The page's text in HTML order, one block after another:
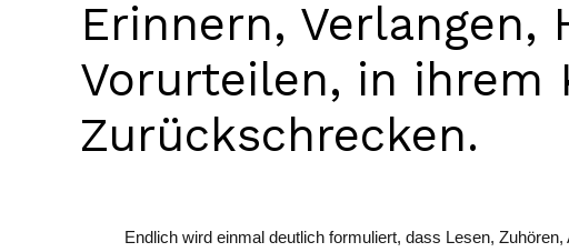
Erinnern, Verlangen,
Vorurteilen, in ihrem
Zurückschrecken.
Endlich wird einmal deutlich formuliert, dass Lesen,